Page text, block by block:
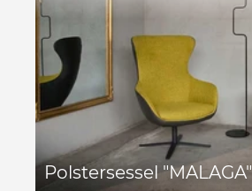
Polstersessel "MALAGA"